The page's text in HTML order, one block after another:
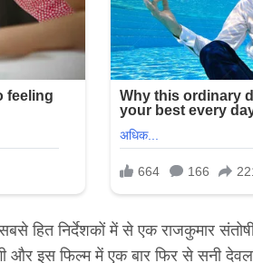
हित निर्देशकों में से एक राजकुमार
और इस फिल्म में एक बार फिर से सनी